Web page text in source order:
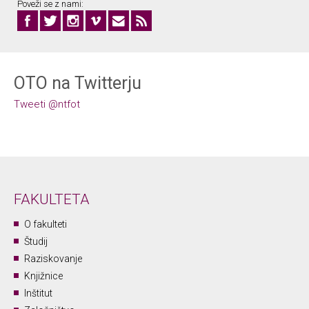
Poveži se z nami:
OTO na Twitterju
Tweeti @ntfot
FAKULTETA
O fakulteti
Študij
Raziskovanje
Knjižnice
Inštitut